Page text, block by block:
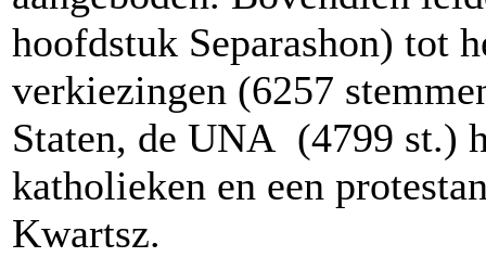
hoofdstuk Separashon) tot
verkiezingen (6257
Staten, de UNA (4799 st.)
katholieken en een
Kwartsz.